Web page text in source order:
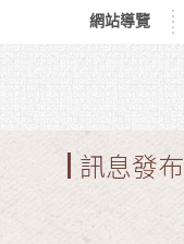
跳到主要內容區塊
網站導覽
訊息發布